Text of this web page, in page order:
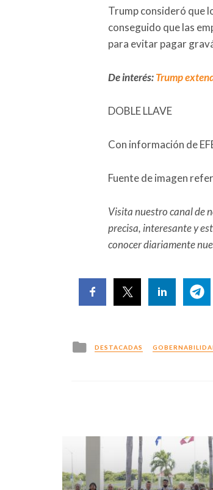
Trump consideró que
conseguido que las
para evitar pagar
De interés:Trump
DOBLE LLAVE
Con información de
Fuente de imagen
Visita nuestro canal de
precisa, interesante y
conocer diariamente
Posted
in
DESTACADAS